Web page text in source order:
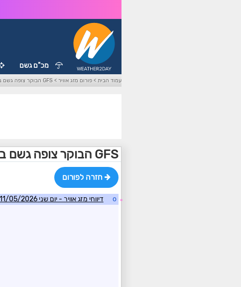
מכ"ם גשם
עמוד הבית >פורום מזג אוויר >GFS הבוקר צופה גשם ביום ראשון בצפון הארץ
GFS הבוקר צופה גשם ביום ראשון בצפון הארץ
חזרה לפורום
☼
o דיווחי מזג אוויר - יום שני 11/05/2026